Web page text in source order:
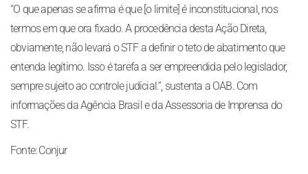
“O que apenas se afirma é que [o limite] é inconstitucional, nos
termos em que ora fixado. A procedência desta Ação Direta,
obviamente, não levará o STF a definir o teto de abatimento que
entenda legítimo. Isso é tarefa a ser empreendida pelo legislador,
sempre sujeito ao controle judicial.”, sustenta a OAB. Com
informações da Agência Brasil e da Assessoria de Imprensa do
STF.
Fonte: Conjur